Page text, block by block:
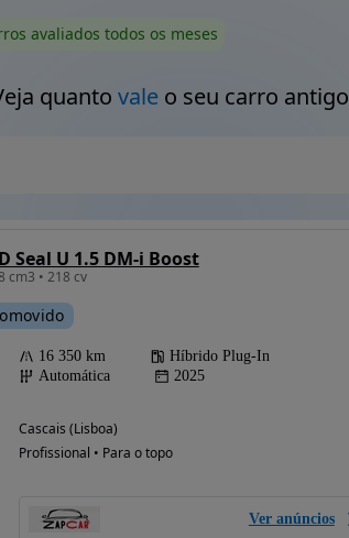
avaliados todos os meses
quanto valeo seu carro antigo
Seal U 1.5 DM-i Boost
cm3 • 218 cv
16 350 km
Híbrido Plug-In
Automática
2025
Cascais (Lisboa)
Profissional • Para o topo
Ver anúncios